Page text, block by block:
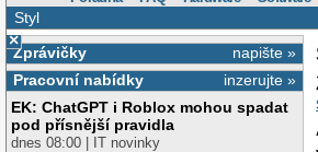
Styl
×
napište »
Zprávičky
inzerujte »
Pracovní nabídky
EK: ChatGPT i Roblox mohou spadat
pod přísnější pravidla
dnes 08:00 | IT novinky